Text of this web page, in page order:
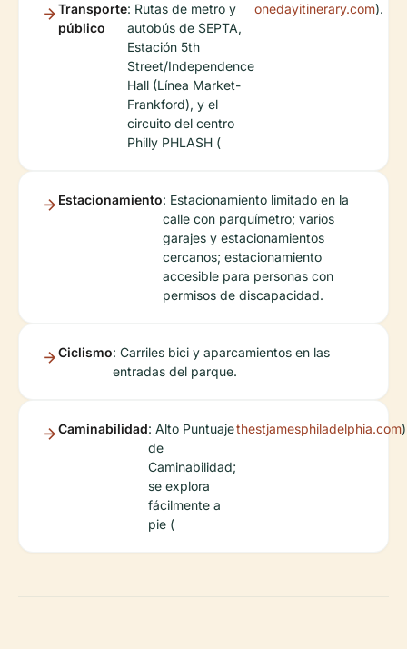
Transporte
público
: Rutas de metro y
autobús de SEPTA,
Estación 5th
Street/Independence
Hall (Línea Market-
Frankford), y el
circuito del centro
Philly PHLASH (
onedayitinerary.com).
Estacionamiento: Estacionamiento limitado en la
calle con parquímetro; varios
garajes y estacionamientos
cercanos; estacionamiento
accesible para personas con
permisos de discapacidad.
Ciclismo: Carriles bici y aparcamientos en las
entradas del parque.
Caminabilidad: Alto Puntuaje
de
Caminabilidad;
se explora
fácilmente a
pie (
thestjamesphiladelphia.com